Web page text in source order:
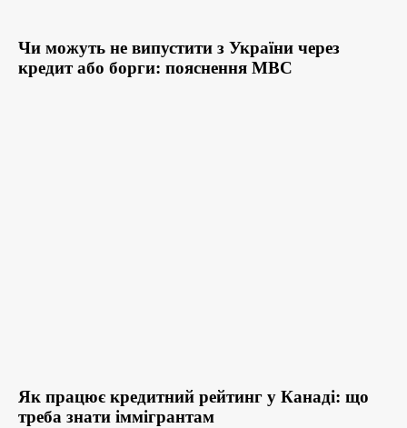
Чи можуть не випустити з України через
кредит або борги: пояснення МВС
Як працює кредитний рейтинг у Канаді: що
треба знати іммігрантам